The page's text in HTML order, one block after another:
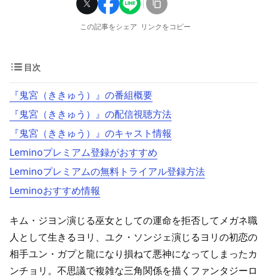
この記事をシェア リンクをコピー
目次
『鬼宮（ききゅう）』の番組概要
『鬼宮（ききゅう）』の配信視聴方法
『鬼宮（ききゅう）』のキャスト情報
Leminoプレミアム登録がおすすめ
Leminoプレミアムの無料トライアル登録方法
Leminoおすすめ情報
キム・ジヨン演じる巫女としての運命を拒否してメガネ職
人として生きるヨリ、ユク・ソンジェ演じるヨリの初恋の
相手ユン・ガプと龍になり損ねて悪神になってしまったカ
ンチョリ。不思議で複雑な三角関係を描くファンタジーロ